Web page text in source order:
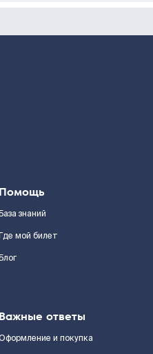
Помощь
знаний
мой билет
Важные ответы
и покупка